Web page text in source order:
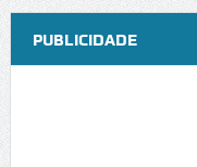
PUBLICIDADE